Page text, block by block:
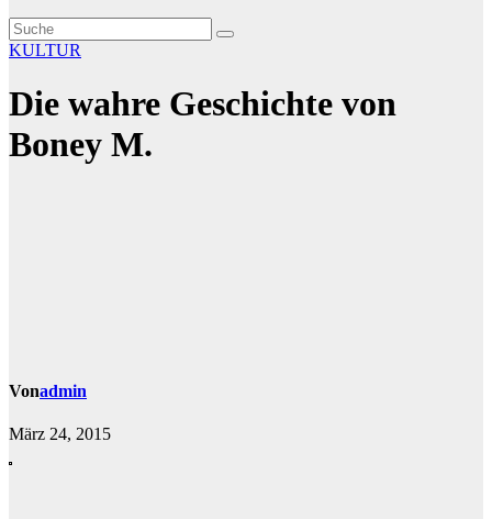
KULTUR
Die wahre Geschichte von
Boney M.
Vonadmin
März 24, 2015